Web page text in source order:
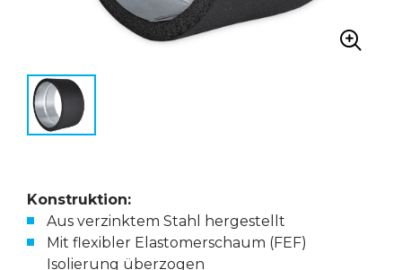
Konstruktion:
Aus verzinktem Stahl hergestellt
Mit flexibler Elastomerschaum (FEF)
Isolierung überzogen